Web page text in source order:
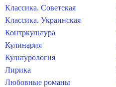
Классика. Советская
Классика. Украинская
Контркультура
Кулинария
Культурология
Лирика
Любовные романы